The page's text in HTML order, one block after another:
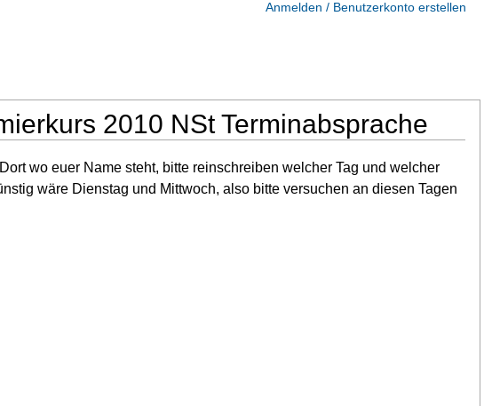
2010 NSt Terminabsprache
wo euer Name steht, bitte reinschreiben welcher Tag und welcher
wäre Dienstag und Mittwoch, also bitte versuchen an diesen Tagen
Anmelden / Benutzerkonto erstellen